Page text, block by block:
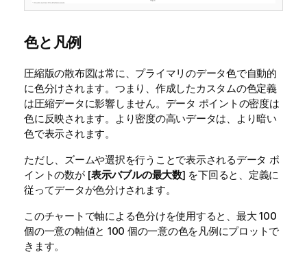
色と凡例
圧縮版の散布図は常に、プライマリのデータ色で自動的
に色分けされます。つまり、作成したカスタムの色定義
は圧縮データに影響しません。データ ポイントの密度は
色に反映されます。より密度の高いデータは、より暗い
色で表示されます。
ただし、ズームや選択を行うことで表示されるデータ ポ
イントの数が [表示バブルの最大数] を下回ると、定義に
従ってデータが色分けされます。
このチャートで軸による色分けを使用すると、最大 100
個の一意の軸値と 100 個の一意の色を凡例にプロットで
きます。